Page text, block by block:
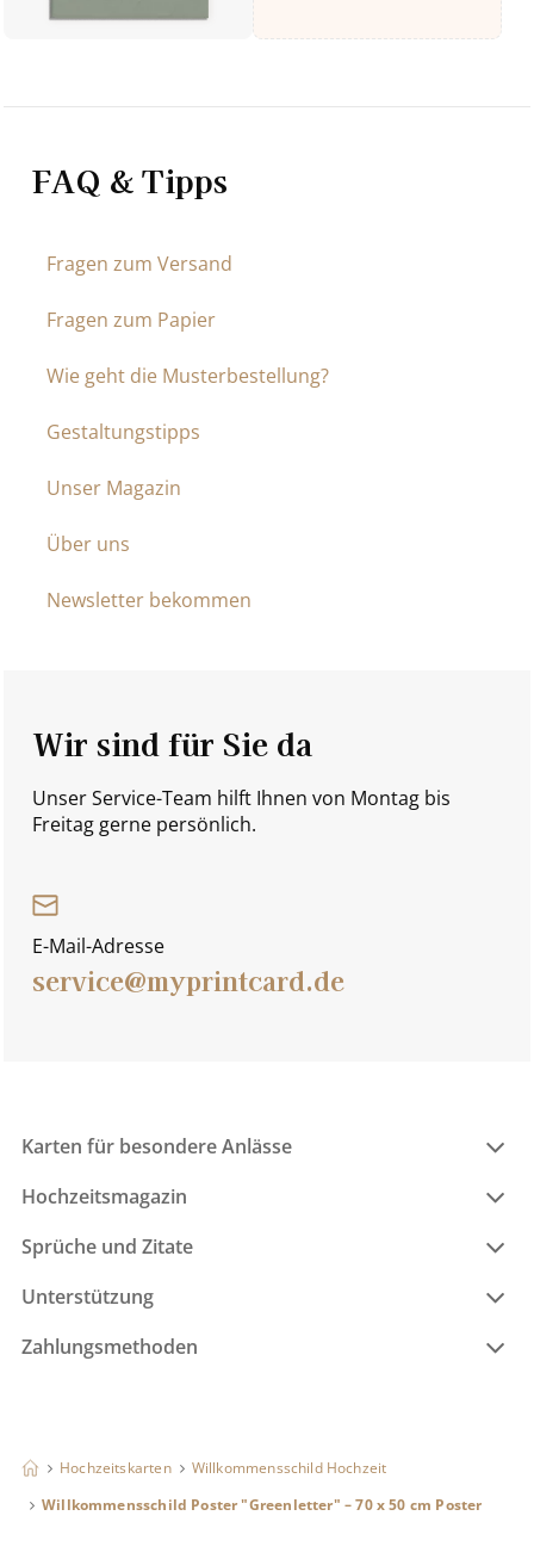
FAQ & Tipps
Fragen zum Versand
Fragen zum Papier
Wie geht die Musterbestellung?
Gestaltungstipps
Unser Magazin
Über uns
Newsletter bekommen
Wir sind für Sie da
Unser Service-Team hilft Ihnen von Montag bis
Freitag gerne persönlich.
E-Mail-Adresse
service@myprintcard.de
Karten für besondere Anlässe
Hochzeitsmagazin
Sprüche und Zitate
Unterstützung
Zahlungsmethoden
Hochzeitskarten
Willkommensschild Hochzeit
Willkommensschild Poster "Greenletter" – 70 x 50 cm Poster